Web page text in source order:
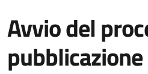
Avvio del